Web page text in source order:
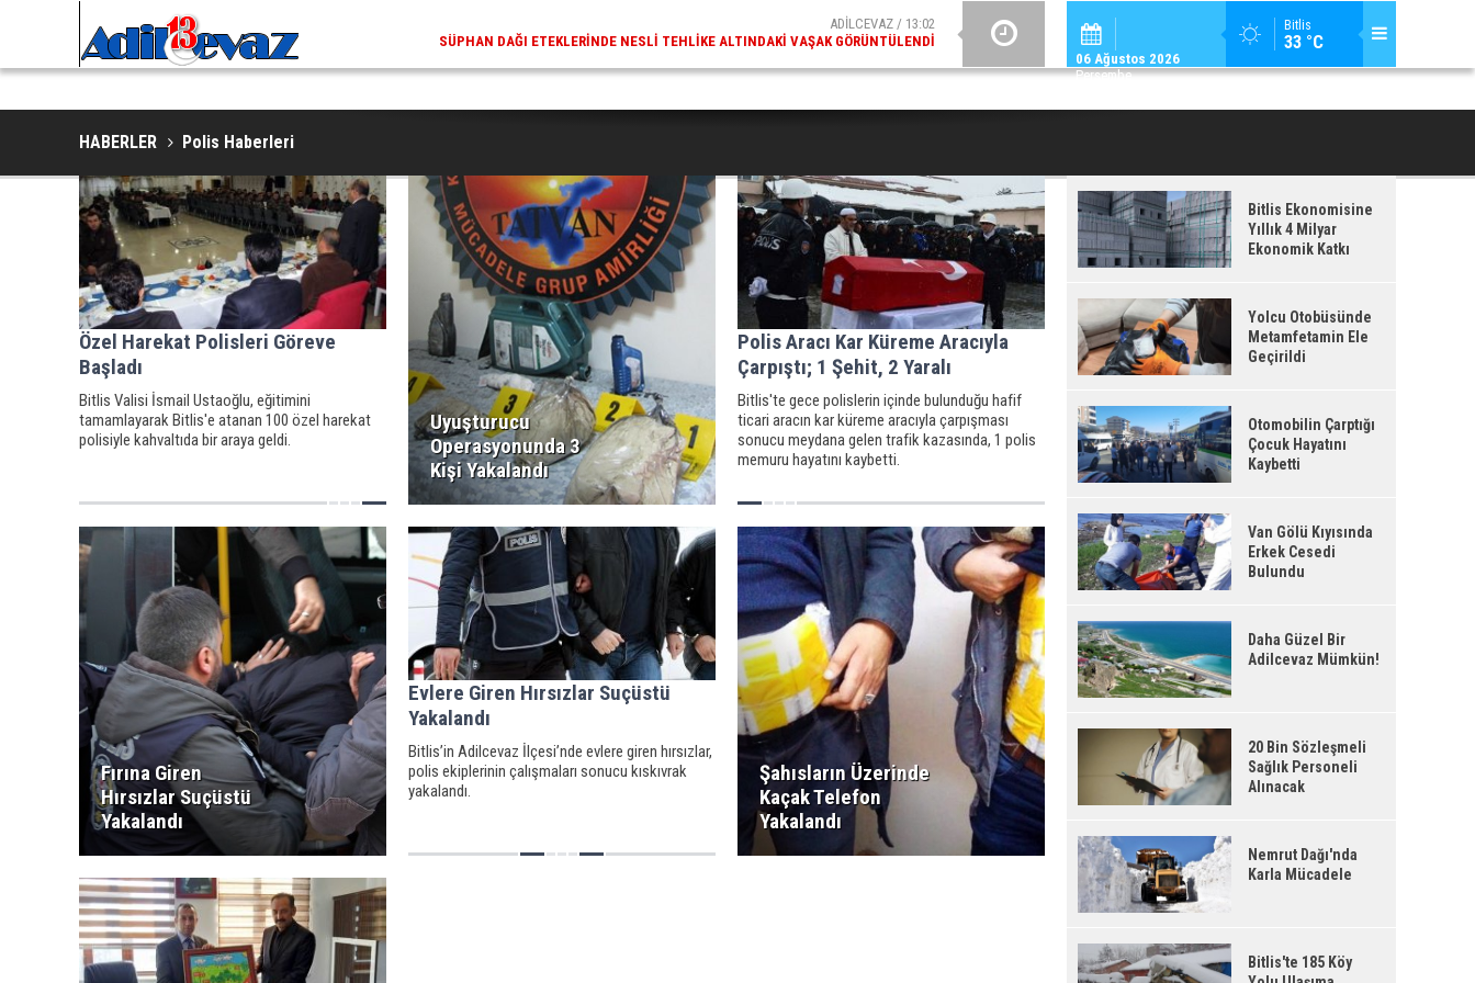
Bitlis
33 °C
06 Ağustos 2026
Perşembe
ADİLCEVAZ / 13:02
SÜPHAN DAĞI ETEKLERINDE NESLI TEHLIKE ALTINDAKI VAŞAK GÖRÜNTÜLENDI
ADİLCEVAZ /
ADILCEVAZ ESKI KAYMAKAMLARINDAN MUSTAFA ÇIFTÇI İÇIŞLERI BAKANI
HABERLER Polis Haberleri
Özel Harekat Polisleri Göreve
Başladı
Bitlis Valisi İsmail Ustaoğlu, eğitimini
tamamlayarak Bitlis'e atanan 100 özel harekat
polisiyle kahvaltıda bir araya geldi.
Uyuşturucu
Operasyonunda 3
Kişi Yakalandı
Polis Aracı Kar Küreme Aracıyla
Çarpıştı; 1 Şehit, 2 Yaralı
Bitlis'te gece polislerin içinde bulunduğu hafif
ticari aracın kar küreme aracıyla çarpışması
sonucu meydana gelen trafik kazasında, 1 polis
memuru hayatını kaybetti.
Fırına Giren
Hırsızlar Suçüstü
Yakalandı
Evlere Giren Hırsızlar Suçüstü
Yakalandı
Bitlis’in Adilcevaz İlçesi’nde evlere giren hırsızlar,
polis ekiplerinin çalışmaları sonucu kıskıvrak
yakalandı.
Şahısların Üzerinde
Kaçak Telefon
Yakalandı
Bitlis Ekonomisine
Yıllık 4 Milyar
Ekonomik Katkı
Yolcu Otobüsünde
Metamfetamin Ele
Geçirildi
Otomobilin Çarptığı
Çocuk Hayatını
Kaybetti
Van Gölü Kıyısında
Erkek Cesedi
Bulundu
Daha Güzel Bir
Adilcevaz Mümkün!
20 Bin Sözleşmeli
Sağlık Personeli
Alınacak
Nemrut Dağı'nda
Karla Mücadele
Bitlis'te 185 Köy